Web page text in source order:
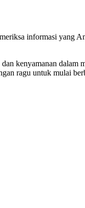
informasi yang
kenyamanan
ragu untuk mulai